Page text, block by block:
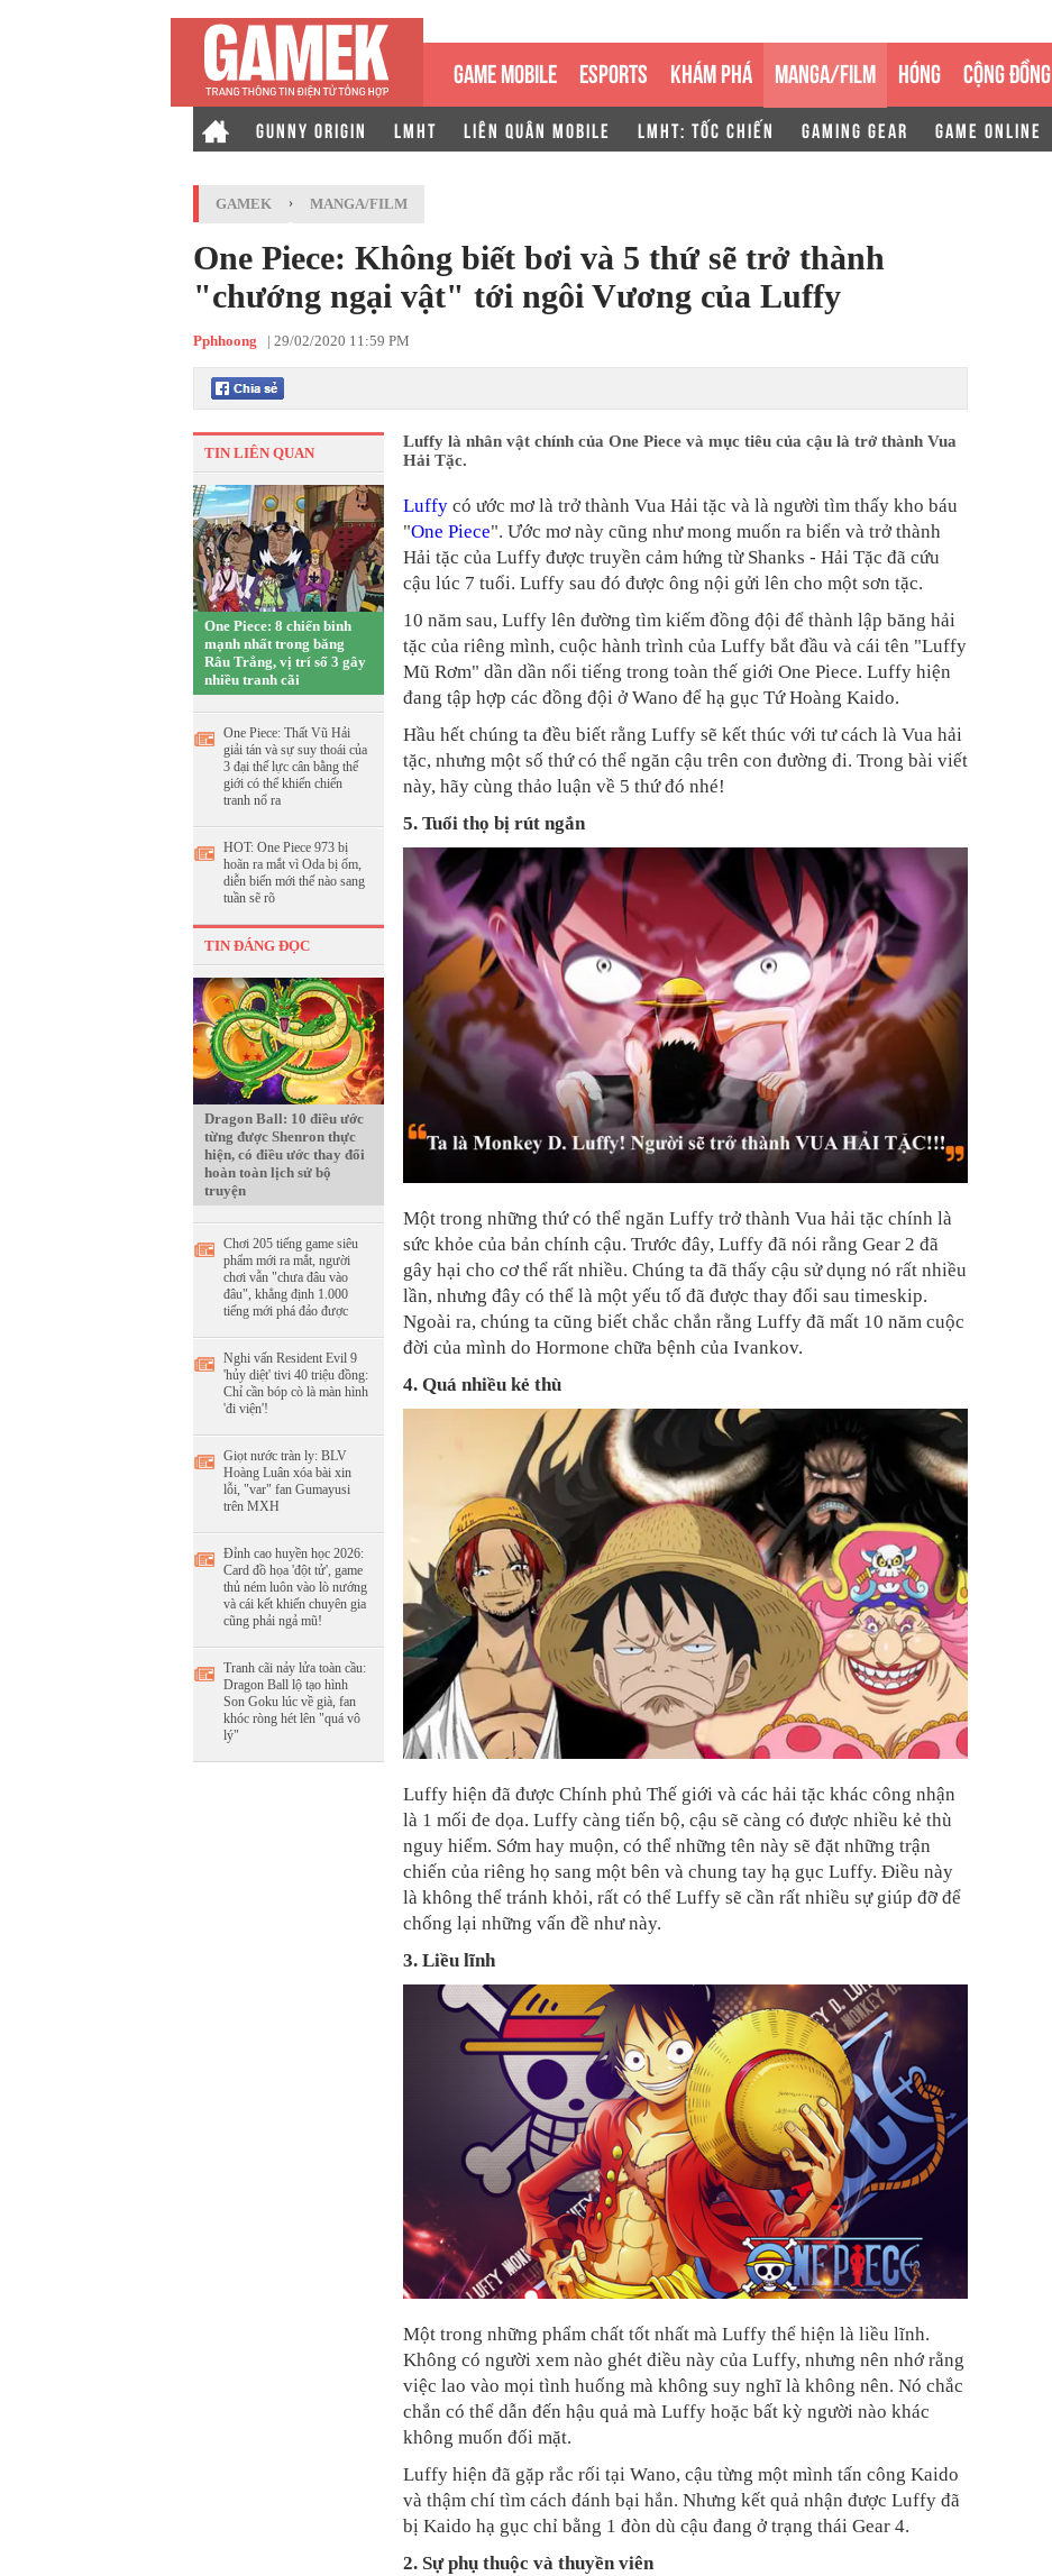
GAME MOBILE ESPORTS KHÁM PHÁ MANGA/FILM HÓNG CỘNG ĐỒNG
GUNNY ORIGIN LMHT LIÊN QUÂN MOBILE LMHT: TỐC CHIẾN GAMING GEAR GAME ONLINE
GAMEK › MANGA/FILM
One Piece: Không biết bơi và 5 thứ sẽ trở thành
"chướng ngại vật" tới ngôi Vương của Luffy
Pphhoong | 29/02/2020 11:59 PM
TIN LIÊN QUAN
One Piece: 8 chiến binh
mạnh nhất trong băng
Râu Trắng, vị trí số 3 gây
nhiều tranh cãi
One Piece: Thất Vũ Hải
giải tán và sự suy thoái của
3 đại thế lực cân bằng thế
giới có thể khiến chiến
tranh nổ ra
HOT: One Piece 973 bị
hoãn ra mắt vì Oda bị ốm,
diễn biến mới thế nào sang
tuần sẽ rõ
TIN ĐÁNG ĐỌC
Dragon Ball: 10 điều ước
từng được Shenron thực
hiện, có điều ước thay đổi
hoàn toàn lịch sử bộ
truyện
Chơi 205 tiếng game siêu
phẩm mới ra mắt, người
chơi vẫn "chưa đâu vào
đâu", khẳng định 1.000
tiếng mới phá đảo được
Nghi vấn Resident Evil 9
'hủy diệt' tivi 40 triệu đồng:
Chỉ cần bóp cò là màn hình
'đi viện'!
Giọt nước tràn ly: BLV
Hoàng Luân xóa bài xin
lỗi, "var" fan Gumayusi
trên MXH
Đỉnh cao huyền học 2026:
Card đồ họa 'đột tử', game
thủ ném luôn vào lò nướng
và cái kết khiến chuyên gia
cũng phải ngả mũ!
Tranh cãi nảy lửa toàn cầu:
Dragon Ball lộ tạo hình
Son Goku lúc về già, fan
khóc ròng hét lên "quá vô
lý"
Luffy là nhân vật chính của One Piece và mục tiêu của cậu là trở thành Vua
Hải Tặc.
Luffy có ước mơ là trở thành Vua Hải tặc và là người tìm thấy kho báu
"One Piece". Ước mơ này cũng như mong muốn ra biển và trở thành
Hải tặc của Luffy được truyền cảm hứng từ Shanks - Hải Tặc đã cứu
cậu lúc 7 tuổi. Luffy sau đó được ông nội gửi lên cho một sơn tặc.
10 năm sau, Luffy lên đường tìm kiếm đồng đội để thành lập băng hải
tặc của riêng mình, cuộc hành trình của Luffy bắt đầu và cái tên "Luffy
Mũ Rơm" dần dần nổi tiếng trong toàn thế giới One Piece. Luffy hiện
đang tập hợp các đồng đội ở Wano để hạ gục Tứ Hoàng Kaido.
Hầu hết chúng ta đều biết rằng Luffy sẽ kết thúc với tư cách là Vua hải
tặc, nhưng một số thứ có thể ngăn cậu trên con đường đi. Trong bài viết
này, hãy cùng thảo luận về 5 thứ đó nhé!
5. Tuổi thọ bị rút ngắn
Một trong những thứ có thể ngăn Luffy trở thành Vua hải tặc chính là
sức khỏe của bản chính cậu. Trước đây, Luffy đã nói rằng Gear 2 đã
gây hại cho cơ thể rất nhiều. Chúng ta đã thấy cậu sử dụng nó rất nhiều
lần, nhưng đây có thể là một yếu tố đã được thay đổi sau timeskip.
Ngoài ra, chúng ta cũng biết chắc chắn rằng Luffy đã mất 10 năm cuộc
đời của mình do Hormone chữa bệnh của Ivankov.
4. Quá nhiều kẻ thù
Luffy hiện đã được Chính phủ Thế giới và các hải tặc khác công nhận
là 1 mối đe dọa. Luffy càng tiến bộ, cậu sẽ càng có được nhiều kẻ thù
nguy hiểm. Sớm hay muộn, có thể những tên này sẽ đặt những trận
chiến của riêng họ sang một bên và chung tay hạ gục Luffy. Điều này
là không thể tránh khỏi, rất có thể Luffy sẽ cần rất nhiều sự giúp đỡ để
chống lại những vấn đề như này.
3. Liều lĩnh
Một trong những phẩm chất tốt nhất mà Luffy thể hiện là liều lĩnh.
Không có người xem nào ghét điều này của Luffy, nhưng nên nhớ rằng
việc lao vào mọi tình huống mà không suy nghĩ là không nên. Nó chắc
chắn có thể dẫn đến hậu quả mà Luffy hoặc bất kỳ người nào khác
không muốn đối mặt.
Luffy hiện đã gặp rắc rối tại Wano, cậu từng một mình tấn công Kaido
và thậm chí tìm cách đánh bại hắn. Nhưng kết quả nhận được Luffy đã
bị Kaido hạ gục chỉ bằng 1 đòn dù cậu đang ở trạng thái Gear 4.
2. Sự phụ thuộc và thuyền viên